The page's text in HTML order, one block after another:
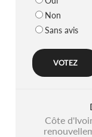
Non
Sans avis
Côte